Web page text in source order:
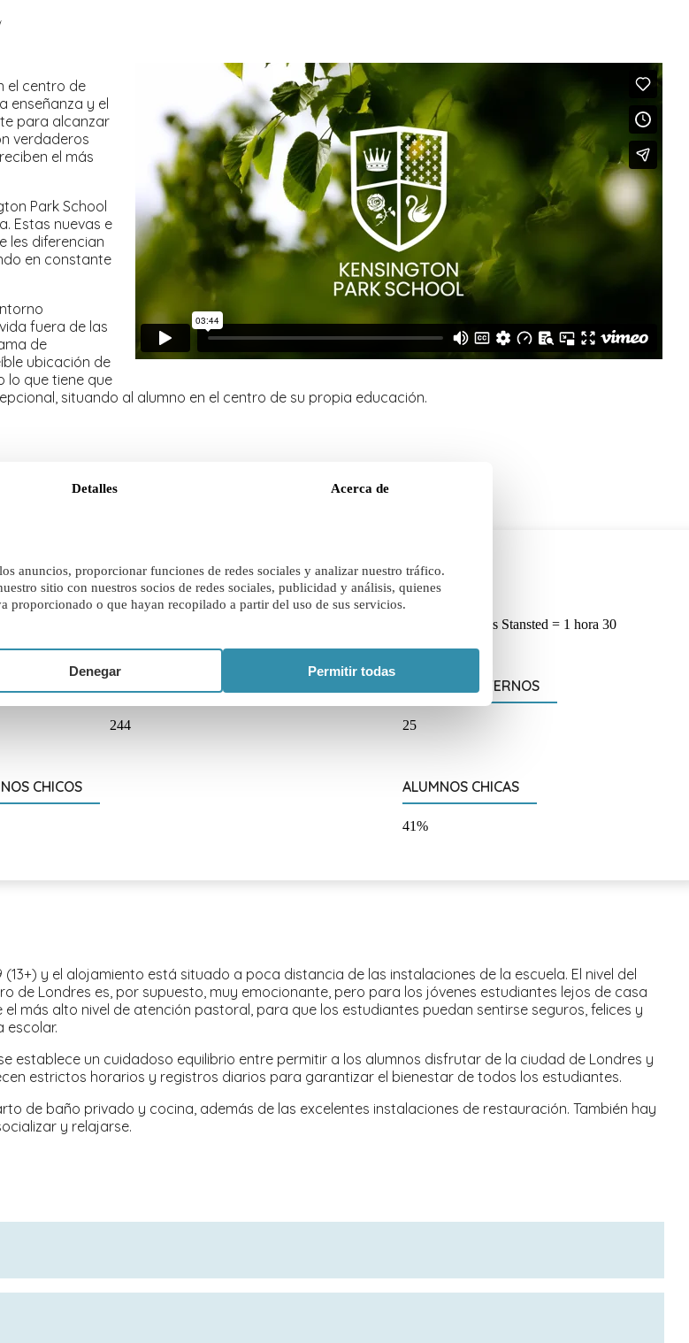
el centro de
enseñanza y el
para alcanzar
verdaderos
el más
Park School
Estas nuevas e
les diferencian
en constante
fuera de las
de
ubicación de
lo que tiene que
situando al alumno en el centro de su propia educación.
DISTANCIA DESDE AEROPUERTOS
Londres Heathrow = 30 minutos, Londres Gatwick y Londres Stansted = 1 hora 30
NÚMERO DE ALUMNOS
244
ALUMNOS INTERNOS
25
CHICOS ALUMNOS CHICAS
41%
y el alojamiento está situado a poca distancia de las instalaciones de la escuela. El nivel del
de Londres es, por supuesto, muy emocionante, pero para los jóvenes estudiantes lejos de casa
más alto nivel de atención pastoral, para que los estudiantes puedan sentirse seguros, felices y
escolar.
establece un cuidadoso equilibrio entre permitir a los alumnos disfrutar de la ciudad de Londres y
estrictos horarios y registros diarios para garantizar el bienestar de todos los estudiantes.
de baño privado y cocina, además de las excelentes instalaciones de restauración. También hay
y relajarse.
Detalles Acerca de
anuncios, proporcionar funciones de redes sociales y analizar nuestro tráfico.
sitio con nuestros socios de redes sociales, publicidad y análisis, quienes
proporcionado o que hayan recopilado a partir del uso de sus servicios.
Denegar Permitir todas